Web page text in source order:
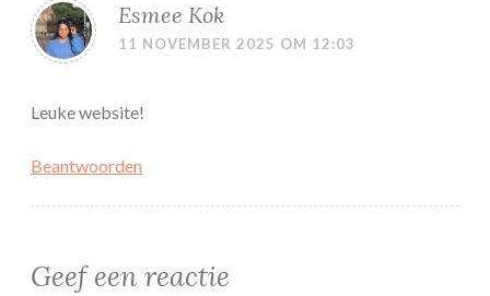
Esmee Kok
11 NOVEMBER 2025 OM 12:03
Leuke website!
Beantwoorden
Geef een reactie